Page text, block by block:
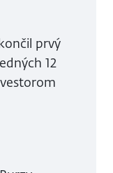
prvý
12